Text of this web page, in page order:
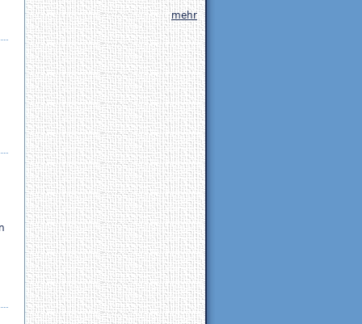
mehr